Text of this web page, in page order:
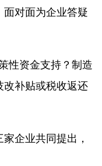
面对面为企业答疑
资金支持？制造
改补贴或税收返还
企业共同提出，